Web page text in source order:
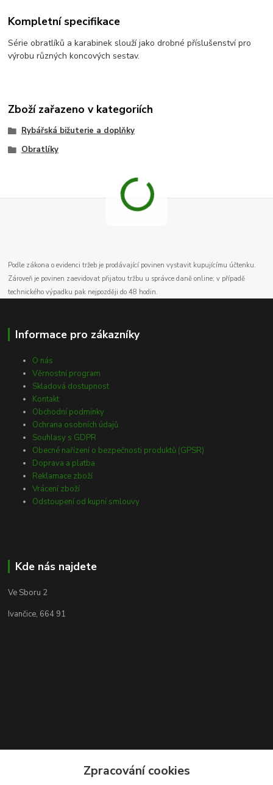
Kompletní specifikace
Série obratlíků a karabinek slouží jako drobné příslušenství pro
výrobu různých koncových sestav.
Zboží zařazeno v kategoriích
Rybářská bižuterie a doplňky
Obratlíky
Podle zákona o evidenci tržeb je prodávající povinen vystavit kupujícímu účtenku.
Zároveň je povinen zaevidovat přijatou tržbu u správce daně online; v případě
technického výpadku pak nejpozději do 48 hodin.
Informace pro zákazníky
O nás
Věrnostní program
Skladová dostupnost
Kontakt
Obchodní podmínky
Ochrana osobních údajů
Souhlasy s GDPR
Obecné nařízení o bezpečnosti produktů (GPSR)
Doprava a platba
Reklamace zboží
Vrácení zboží
Odstoupení od kupní smlouvy
Kde nás najdete
Ve Sboru 2
Ivančice, 664 91
Zpracování cookies